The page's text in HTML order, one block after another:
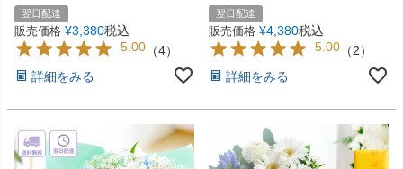
翌日配達
販売価格 ¥3,380税込
5.00 （4）
詳細をみる
翌日配達
販売価格 ¥4,380税込
5.00 （2）
詳細をみる